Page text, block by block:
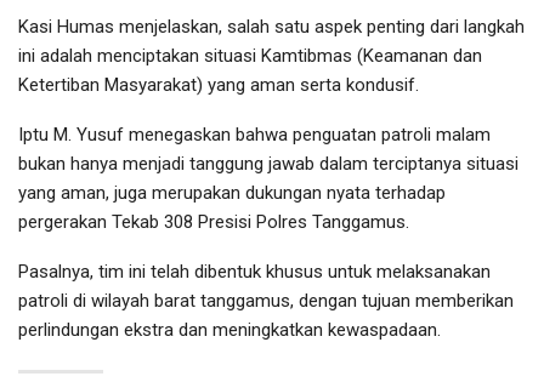
Kasi Humas menjelaskan, salah satu aspek penting dari langkah
ini adalah menciptakan situasi Kamtibmas (Keamanan dan
Ketertiban Masyarakat) yang aman serta kondusif.
Iptu M. Yusuf menegaskan bahwa penguatan patroli malam
bukan hanya menjadi tanggung jawab dalam terciptanya situasi
yang aman, juga merupakan dukungan nyata terhadap
pergerakan Tekab 308 Presisi Polres Tanggamus.
Pasalnya, tim ini telah dibentuk khusus untuk melaksanakan
patroli di wilayah barat tanggamus, dengan tujuan memberikan
perlindungan ekstra dan meningkatkan kewaspadaan.